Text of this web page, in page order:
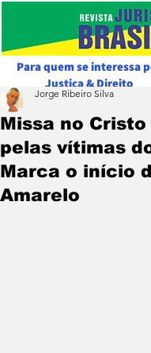
Para quem se interessa
Justiça & Direito
Missa no
pelas vítimas
Marca o início
Amarelo
Jorge Ribeiro Silva